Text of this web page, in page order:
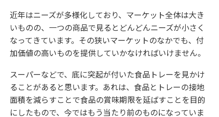
近年はニーズが多様化しており、マーケット全体は大き
いものの、一つの商品で見るとどんどんニーズが小さく
なってきています。その狭いマーケットのなかでも、付
加価値の高いものを提供していかなければいけません。
スーパーなどで、底に突起が付いた食品トレーを見かけ
ることがあると思います。あれは、食品とトレーの接地
面積を減らすことで食品の賞味期限を延ばすことを目的
にしたもので、今ではもう当たり前のものになっていま